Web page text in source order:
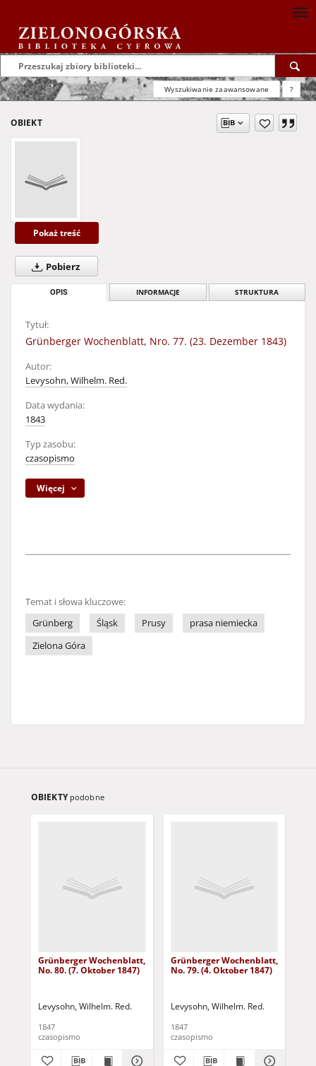
Wyszukiwanie zaawansowane ?
OBIEKT
Pokaż treść
Pobierz
OPIS INFORMACJE STRUKTURA
Tytuł:
Grünberger Wochenblatt, Nro. 77. (23. Dezember 1843)
Autor:
Levysohn, Wilhelm. Red.
Data wydania:
1843
Typ zasobu:
czasopismo
Więcej
Temat i słowa kluczowe:
Grünberg
Śląsk Prusy
prasa niemiecka
Zielona Góra
OBIEKTY podobne
Grünberger Wochenblatt,
No. 80. (7. Oktober 1847)
Levysohn, Wilhelm. Red.
1847
czasopismo
Grünberger Wochenblatt,
No. 79. (4. Oktober 1847)
Levysohn, Wilhelm. Red.
1847
czasopismo